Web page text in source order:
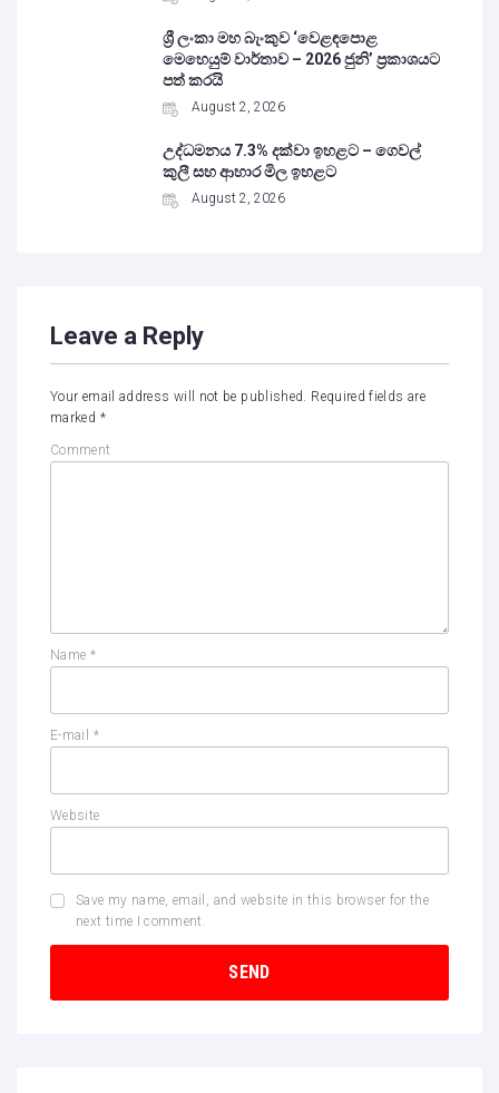
ශ්‍රී ලංකා මහ බැංකුව ‘වෙළඳපොළ
මෙහෙයුම් වාර්තාව – 2026 ජුනි’ ප්‍රකාශයට
පත් කරයි
August 2, 2026
උද්ධමනය 7.3% දක්වා ඉහළට – ගෙවල්
කුලී සහ ආහාර මිල ඉහළට
August 2, 2026
Leave a Reply
Your email address will not be published. Required fields are
marked *
Comment
Name *
E-mail *
Website
Save my name, email, and website in this browser for the
next time I comment.